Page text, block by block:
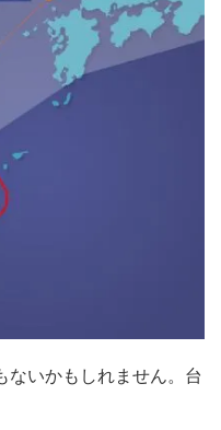
ないかもしれません。台